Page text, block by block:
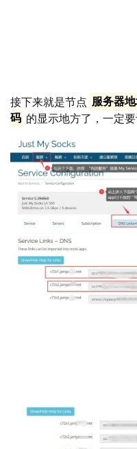
接下来就是节点 服务器
码 的显示地方了，一定